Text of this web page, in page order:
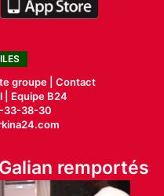
groupe | Contact
Equipe B24
33-38-30
remportés